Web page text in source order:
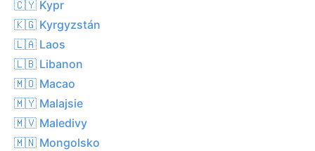
🇨🇾 Kypr
🇰🇬 Kyrgyzstán
🇱🇦 Laos
🇱🇧 Libanon
🇲🇴 Macao
🇲🇾 Malajsie
🇲🇻 Maledivy
🇲🇳 Mongolsko